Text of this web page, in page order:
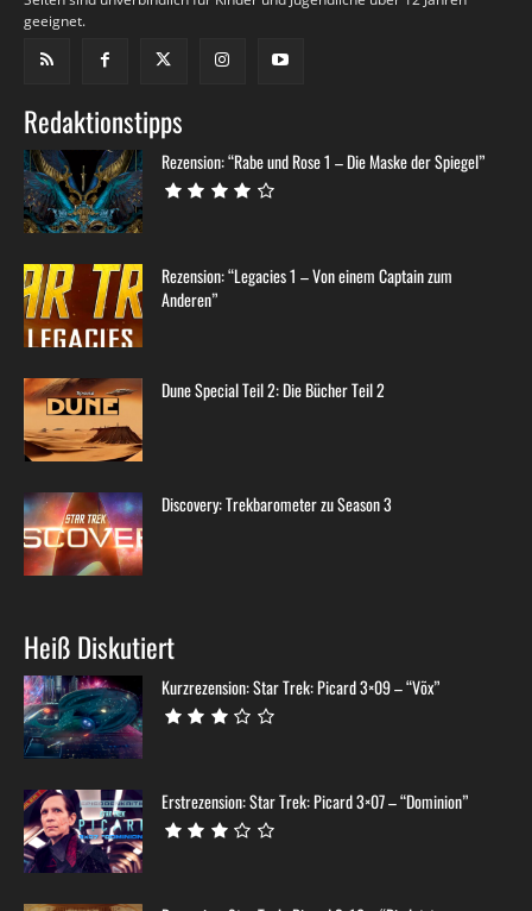
geeignet.
Redaktionstipps
Rezension: “Rabe und Rose 1 – Die Maske der Spiegel”
Rezension: “Legacies 1 – Von einem Captain zum
Anderen”
Dune Special Teil 2: Die Bücher Teil 2
Discovery: Trekbarometer zu Season 3
Heiß Diskutiert
Kurzrezension: Star Trek: Picard 3×09 – “Võx”
Erstrezension: Star Trek: Picard 3×07 – “Dominion”